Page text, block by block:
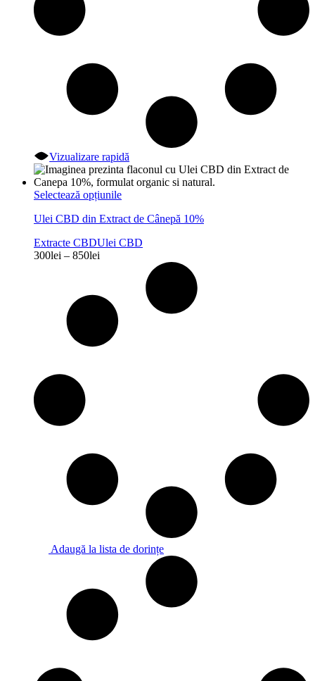
Vizualizare rapidă
Selectează opțiunileAcest
are
multe
Opțiunile
Ulei CBD din Extract de Cânepă 10%
Extracte CBDUlei CBD
300lei – 850lei
până
850lei
Adaugă la lista de dorințe